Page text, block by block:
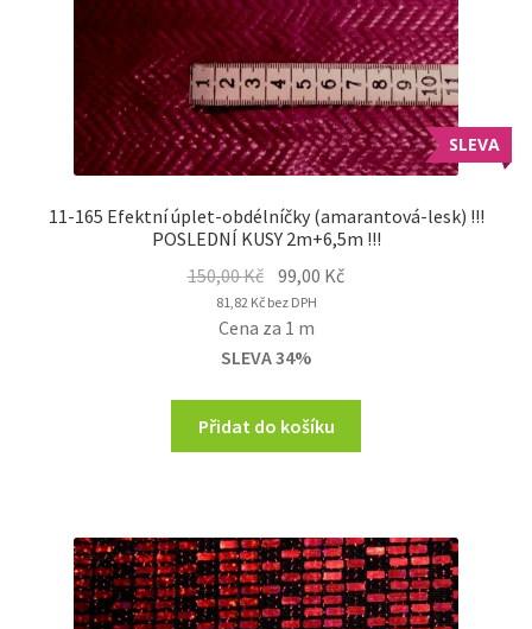
SLEVA
11-165 Efektní úplet-obdélníčky (amarantová-lesk) !!!
POSLEDNÍ KUSY 2m+6,5m !!!
150,00Kč Original
price
was:
150,00 Kč.
99,00 KčCurrent
81,82 Kčbez DPH
Cena za 1 m
SLEVA 34%
Přidat do košíku